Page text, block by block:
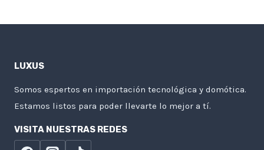
LUXUS
Somos espertos en importación tecnológica y domótica.
Estamos listos para poder llevarte lo mejor a tí.
VISITA NUESTRAS REDES